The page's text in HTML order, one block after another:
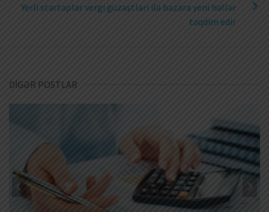
Yerli startaplar vergi güzəştləri ilə bazara yeni həllər
təqdim edir
DİGƏR POSTLAR